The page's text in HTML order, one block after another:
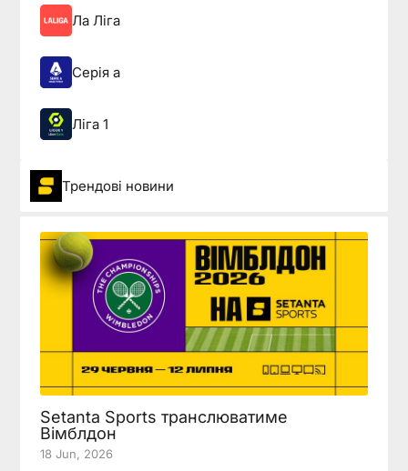
Ла Ліга
Серія а
Ліга 1
Трендові новини
Setanta Sports транслюватиме
Вімблдон
18 Jun, 2026